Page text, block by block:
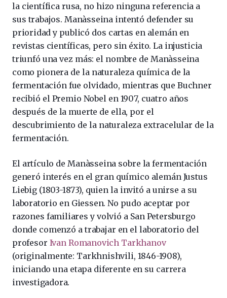
la científica rusa, no hizo ninguna referencia a
sus trabajos. Manàsseina intentó defender su
prioridad y publicó dos cartas en alemán en
revistas científicas, pero sin éxito. La injusticia
triunfó una vez más: el nombre de Manàsseina
como pionera de la naturaleza química de la
fermentación fue olvidado, mientras que Buchner
recibió el Premio Nobel en 1907, cuatro años
después de la muerte de ella, por el
descubrimiento de la naturaleza extracelular de la
fermentación.
El artículo de Manàsseina sobre la fermentación
generó interés en el gran químico alemán Justus
Liebig (1803-1873), quien la invitó a unirse a su
laboratorio en Giessen. No pudo aceptar por
razones familiares y volvió a San Petersburgo
donde comenzó a trabajar en el laboratorio del
profesor Ivan Romanovich Tarkhanov
(originalmente: Tarkhnishvili, 1846-1908),
iniciando una etapa diferente en su carrera
investigadora.